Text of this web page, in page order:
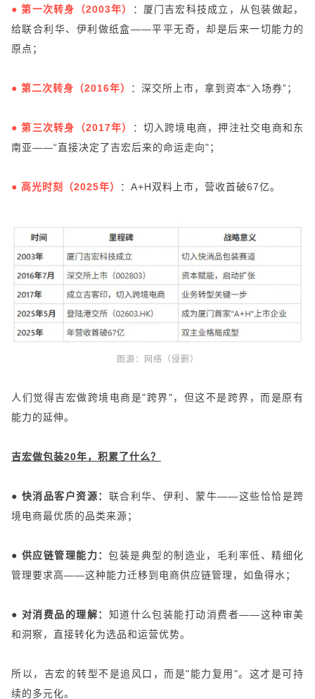
●第一次转身（2003年） ：厦门 吉宏科技成立， 从包装做起，
给联合利华、伊利做纸盒——平平无奇，却是后来一切能力的
原点；
● 第二次转身（2016年） ：深交所上市，拿到资本“入场券”；
● 第三次转身（2017年）
：切入跨境电商，押注社交电商和东
南亚——“直接决定了吉宏后来的命运走向"；
● 高光时刻（2025年） ：A+H双料上市，营收首破67亿。
图源： 网络（侵删）
人们觉得吉宏做跨境电商是"跨界"，但这不是跨界，而是原有
能力的延伸。
吉宏做包装20年，积累了什么？
● 快消品客户资源： 联合利华、伊利、蒙牛——这些恰恰是跨
境电商最优质的品类来源；
● 供应链管理能力：包装是典型的制造业，毛利率低、精细化
管理要求高——这种能力迁移到电商供应链管理，如鱼得水；
● 对消费品的理解： 知道什么包装能打动消费者——这种审美
和洞察，直接转化为选品和运营优势。
所以，吉宏的转型不是追风口，而是"能力复用"。这才是可持
续的多元化。